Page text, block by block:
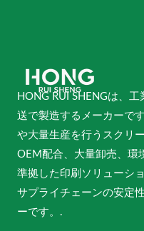
HONG RUI SHENGは、
送で製造するメーカーで
や大量生産を行うスクリ
OEM配合、大量卸売、環
準拠した印刷ソリューシ
サプライチェーンの安定
ーです。.